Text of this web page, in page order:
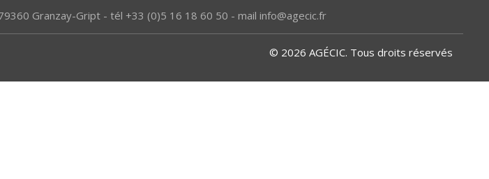
Granzay-Gript - tél +33 (0)5 16 18 60 50 - mail info@agecic.fr
© 2026 AGÉCIC. Tous droits réservés